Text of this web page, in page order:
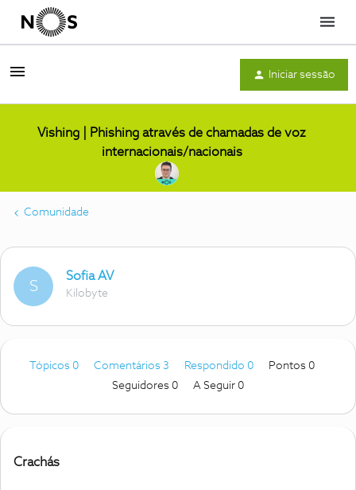
Menu
Iniciar sessão
Vishing | Phishing através de chamadas de voz
internacionais/nacionais
Comunidade
S
Sofia AV
Kilobyte
Tópicos 0 Comentários 3 Respondido 0
Pontos 0
Seguidores 0 A Seguir 0
Crachás